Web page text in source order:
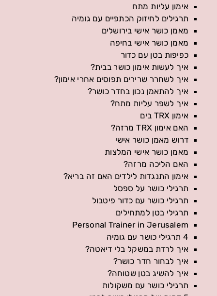
אימון עליות מתח
תרגילים לחיזוק הכתפיים עם גומיה
מאמן כושר אישי בירושלים
מאמן כושר אישי בחיפה
כפיפות בטן עם כדור
איך לעשות אימון כושר בבית?
איך לשחרר שרירים תפוסים אחרי אימון?
איך להתאמן נכון בחדר כושר?
איך לשפר עליות מתח?
אימון TRX בים
האם אימון TRX מרזה?
דרוש מאמן כושר אישי
מאמן כושר אישי המלצות
האם הליכה מרזה?
אימון התנגדות לילדים האם זה בריא?
תרגילי כושר על ספסל
תרגילי כושר עם כדור פיטבול
תרגילי בטן למתחילים
Personal Trainer in Jerusalem
4 תרגילי כושר עם גומיה
איך לרדת במשקל בלי דיאטה?
איך לבחור חדר כושר?
איך להשיג בטן שטוחה?
תרגילי כושר עם משקולות